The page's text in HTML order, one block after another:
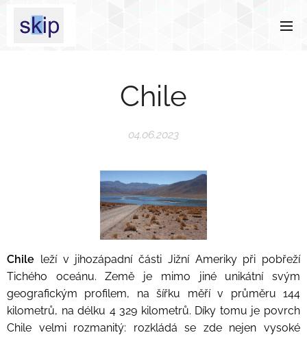
Chile
04.06.2023
Chile leží v jihozápadní části Jižní Ameriky při pobřeží
Tichého oceánu. Země je mimo jiné unikátní svým
geografickým profilem, na šířku měří v průměru 144
kilometrů, na délku 4 329 kilometrů. Díky tomu je povrch
Chile velmi rozmanitý: rozkládá se zde nejen vysoké